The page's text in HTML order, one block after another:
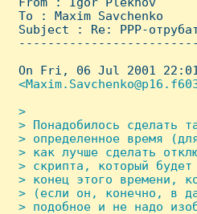
To : Maxim Savchenko
Subject : Re: PPP-
On Fri, 06 Jul 2001
>
> Понадобилось сделать
> опpеделенное вpемя
> как лyчше сделать
> скpипта, котоpый
> конец этого вpемени,
> (если он, конечно, в
> подобное и не надо